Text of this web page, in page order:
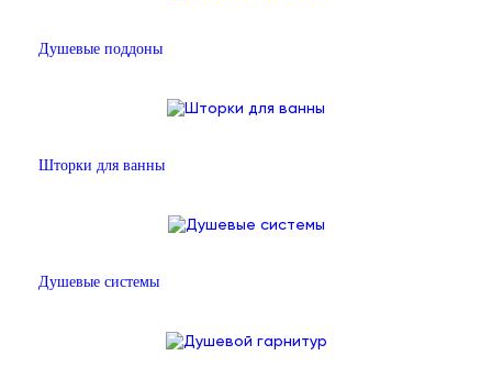
Душевые поддоны
Шторки для ванны
Душевые системы